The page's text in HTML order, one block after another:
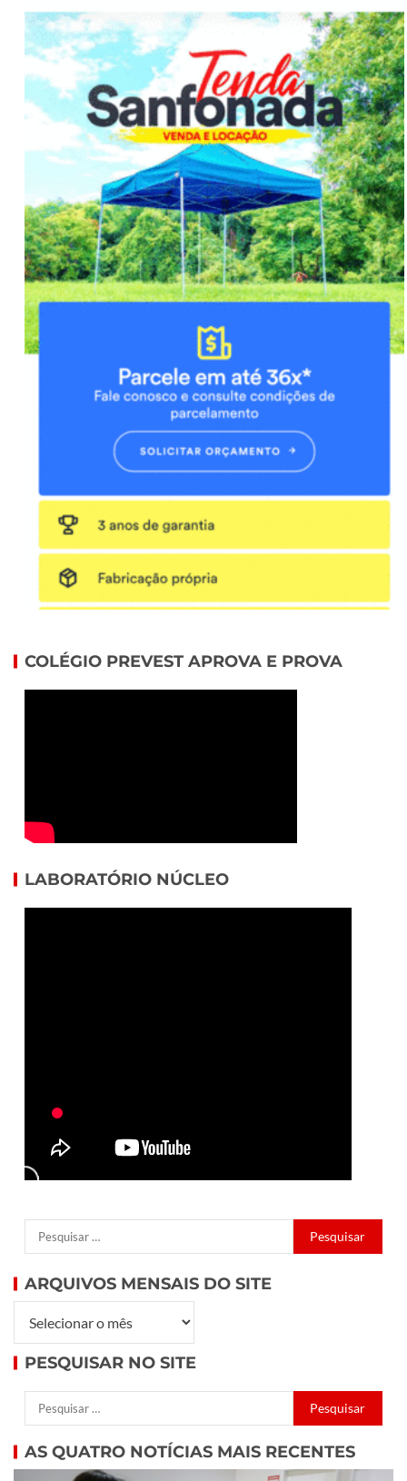
COLÉGIO PREVEST APROVA E PROVA
LABORATÓRIO NÚCLEO
ARQUIVOS MENSAIS DO SITE
PESQUISAR NO SITE
AS QUATRO NOTÍCIAS MAIS RECENTES